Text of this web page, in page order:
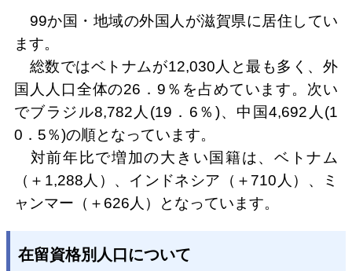
99か国・地域の外国人が滋賀県に居住してい
ます。
総数ではベトナムが12,030人と最も多く、外
国人人口全体の26．9％を占めています。次い
でブラジル8,782人(19．6％)、中国4,692人(1
0．5％)の順となっています。
対前年比で増加の大きい国籍は、ベトナム
（＋1,288人）、インドネシア（＋710人）、ミ
ャンマー（＋626人）となっています。
在留資格別人口について